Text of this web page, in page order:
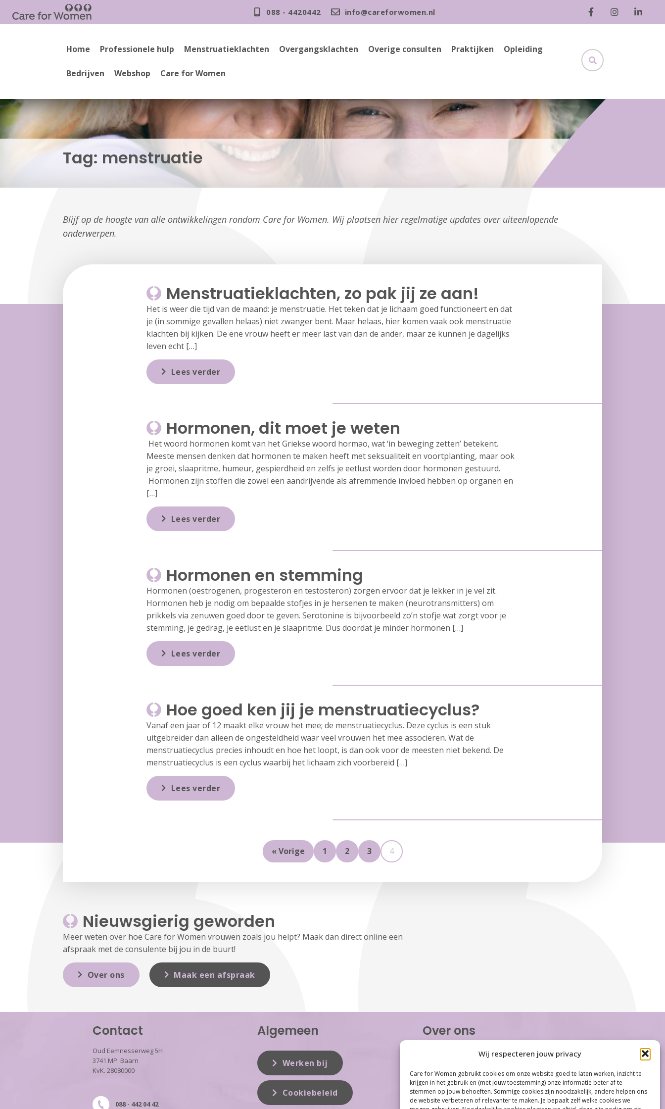
Wij respecteren jouw privacy
Care for Women gebruikt cookies om onze website goed te laten werken, inzicht te
krijgen in het gebruik en (met jouw toestemming) onze informatie beter af te
stemmen op jouw behoeften. Sommige cookies zijn noodzakelijk, andere helpen ons
de website verbeteren of relevanter te maken. Je bepaalt zelf welke cookies we
088 - 4420442 info@careforwomen.nl
Home Professionele hulp Menstruatieklachten Overgangsklachten Overige consulten Praktijken Opleiding
Bedrijven Webshop Care for Women
Tag: menstruatie
Blijf op de hoogte van alle ontwikkelingen rondom Care for Women. Wij plaatsen hier regelmatige updates over uiteenlopende
onderwerpen.
Menstruatieklachten, zo pak jij ze aan!
Het is weer die tijd van de maand: je menstruatie. Het teken dat je lichaam goed functioneert en dat
je (in sommige gevallen helaas) niet zwanger bent. Maar helaas, hier komen vaak ook menstruatie
klachten bij kijken. De ene vrouw heeft er meer last van dan de ander, maar ze kunnen je dagelijks
leven echt […]
Lees verder
Hormonen, dit moet je weten
Het woord hormonen komt van het Griekse woord hormao, wat ‘in beweging zetten’ betekent.
Meeste mensen denken dat hormonen te maken heeft met seksualiteit en voortplanting, maar ook
je groei, slaapritme, humeur, gespierdheid en zelfs je eetlust worden door hormonen gestuurd.
Hormonen zijn stoffen die zowel een aandrijvende als afremmende invloed hebben op organen en
[…]
Lees verder
Hormonen en stemming
Hormonen (oestrogenen, progesteron en testosteron) zorgen ervoor dat je lekker in je vel zit.
Hormonen heb je nodig om bepaalde stofjes in je hersenen te maken (neurotransmitters) om
prikkels via zenuwen goed door te geven. Serotonine is bijvoorbeeld zo’n stofje wat zorgt voor je
stemming, je gedrag, je eetlust en je slaapritme. Dus doordat je minder hormonen […]
Lees verder
Hoe goed ken jij je menstruatiecyclus?
Vanaf een jaar of 12 maakt elke vrouw het mee; de menstruatiecyclus. Deze cyclus is een stuk
uitgebreider dan alleen de ongesteldheid waar veel vrouwen het mee associëren. Wat de
menstruatiecyclus precies inhoudt en hoe het loopt, is dan ook voor de meesten niet bekend. De
menstruatiecyclus is een cyclus waarbij het lichaam zich voorbereid […]
Lees verder
« Vorige 1 2 3 4
Nieuwsgierig geworden
Meer weten over hoe Care for Women vrouwen zoals jou helpt? Maak dan direct online een
afspraak met de consulente bij jou in de buurt!
Over ons Maak een afspraak
Contact
Oud Eemnesserweg 5H
3741 MP Baarn
KvK. 28080000
088 - 442 04 42
Algemeen
Werken bij
Cookiebeleid
Over ons
Care for Women is de eerste organisatie die zich
inzet op het gebied van hormonale problemen bij
vrouwen. Met ruim 100 locaties behoort Care for
Women tot één van de grootste organisaties op
dit vakgebied...